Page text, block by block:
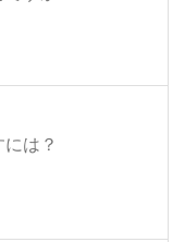
は？